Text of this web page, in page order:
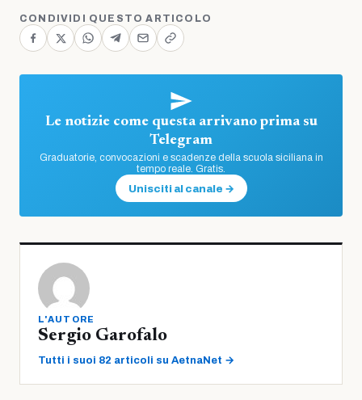
CONDIVIDI QUESTO ARTICOLO
Le notizie come questa arrivano prima su
Telegram
Graduatorie, convocazioni e scadenze della scuola siciliana in
tempo reale. Gratis.
Unisciti al canale →
L'AUTORE
Sergio Garofalo
Tutti i suoi 82 articoli su AetnaNet →